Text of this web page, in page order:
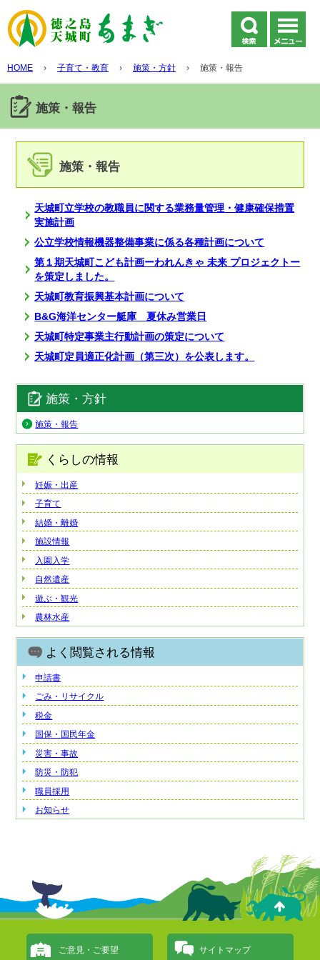
HOME › 子育て・教育 › 施策・方針 › 施策・報告
施策・報告
施策・報告
天城町立学校の教職員に関する業務量管理・健康確保措置
実施計画
公立学校情報機器整備事業に係る各種計画について
第１期天城町こども計画ーわれんきゃ 未来 プロジェクトー
を策定しました。
天城町教育振興基本計画について
B&G海洋センター艇庫 夏休み営業日
天城町特定事業主行動計画の策定について
天城町定員適正化計画（第三次）を公表します。
施策・方針
施策・報告
くらしの情報
妊娠・出産
子育て
結婚・離婚
施設情報
入園入学
自然遺産
遊ぶ・観光
農林水産
よく閲覧される情報
申請書
ごみ・リサイクル
税金
国保・国民年金
災害・事故
防災・防犯
職員採用
お知らせ
ご意見・ご要望 サイトマップ